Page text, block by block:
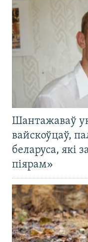
Шантажаваў
вайскоўцаў,
беларуса, які
піярам»